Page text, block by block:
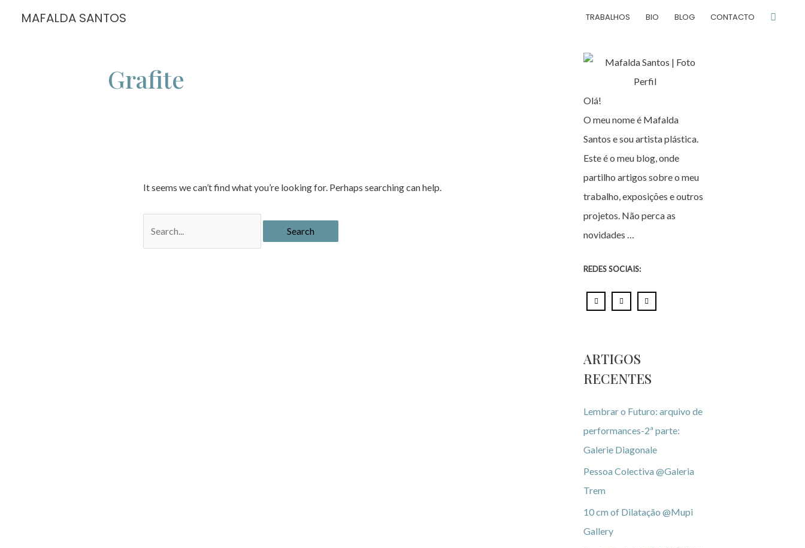
MAFALDA SANTOS TRABALHOS BIO BLOG CONTACTO
Grafite
It seems we can’t find what you’re looking for. Perhaps searching can help.
Olá!
O meu nome é Mafalda
Santos e sou artista plástica.
Este é o meu blog, onde
partilho artigos sobre o meu
trabalho, exposições e outros
projetos. Não perca as
novidades …
REDES SOCIAIS:
ARTIGOS
RECENTES
Lembrar o Futuro: arquivo de
performances-2ª parte:
Galerie Diagonale
Pessoa Colectiva @Galeria
Trem
10 cm of Dilatação @Mupi
Gallery